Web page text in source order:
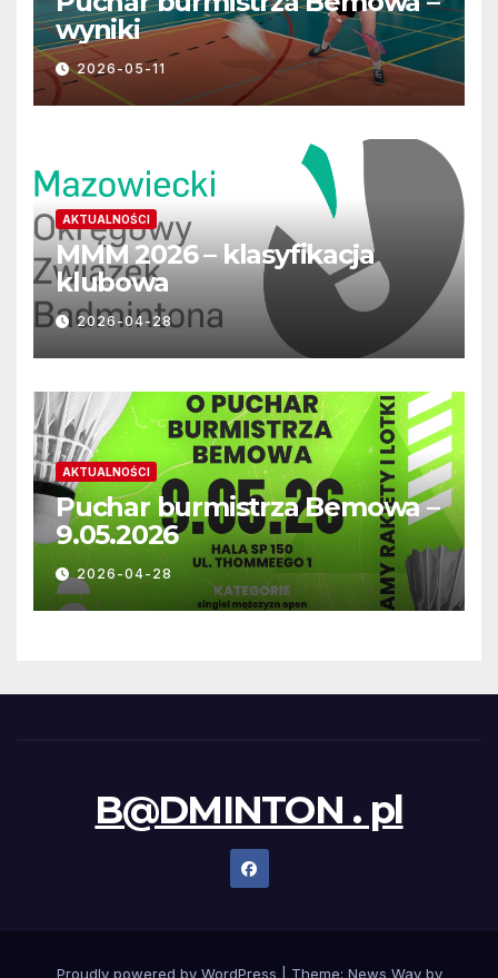
wyniki
2026-05-11
AKTUALNOŚCI
MMM 2026 – klasyfikacja
klubowa
2026-04-28
AKTUALNOŚCI
Puchar burmistrza Bemowa –
9.05.2026
2026-04-28
B@DMINTON . pl
Proudly powered by WordPress Theme: News Way by